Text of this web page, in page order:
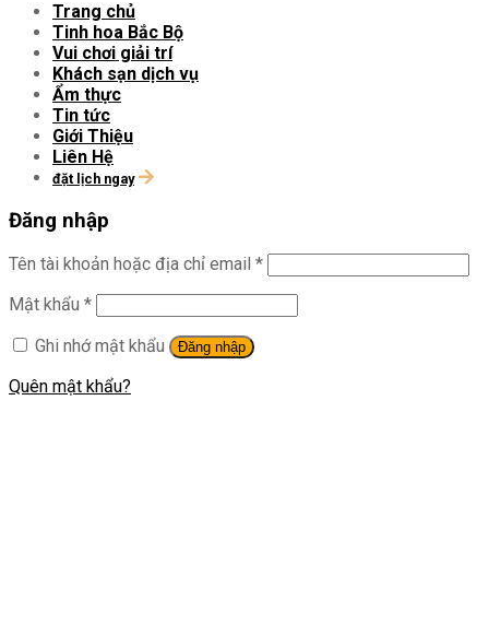
Trang chủ
Tinh hoa Bắc Bộ
Vui chơi giải trí
Khách sạn dịch vụ
Ẩm thực
Tin tức
Giới Thiệu
Liên Hệ
đặt lịch ngay
Đăng nhập
Tên tài khoản hoặc địa chỉ email *
Mật khẩu *
Ghi nhớ mật khẩu
Đăng nhập
Quên mật khẩu?